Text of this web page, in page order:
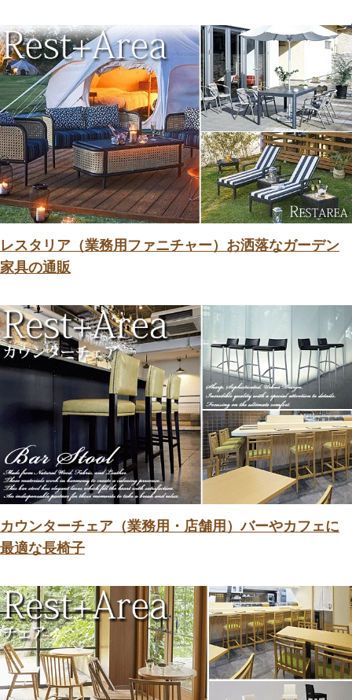
レスタリア（業務用ファニチャー）お洒落なガーデン
家具の通販
カウンターチェア（業務用・店舗用）バーやカフェに
最適な長椅子